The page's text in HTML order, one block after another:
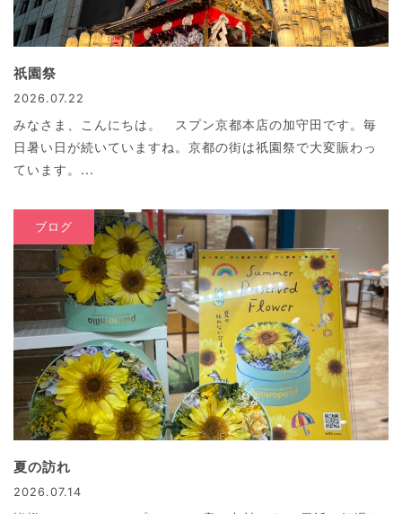
祇園祭
2026.07.22
みなさま、こんにちは。 スプン京都本店の加守田です。毎
日暑い日が続いていますね。京都の街は祇園祭で大変賑わっ
ています。...
ブログ
夏の訪れ
2026.07.14